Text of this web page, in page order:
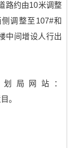
路约由10米调整
调整至107#和
中间增设人行出
局网站：
。